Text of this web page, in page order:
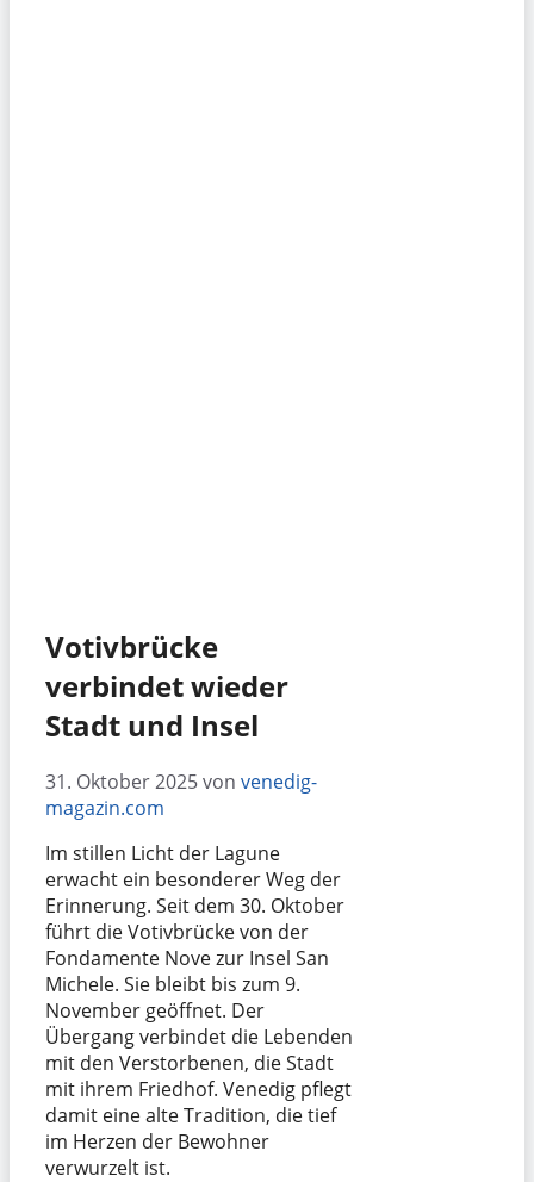
Votivbrücke
verbindet wieder
Stadt und Insel
31. Oktober 2025von venedig-
magazin.com
Im stillen Licht der Lagune
erwacht ein besonderer Weg der
Erinnerung. Seit dem 30. Oktober
führt die Votivbrücke von der
Fondamente Nove zur Insel San
Michele. Sie bleibt bis zum 9.
November geöffnet. Der
Übergang verbindet die Lebenden
mit den Verstorbenen, die Stadt
mit ihrem Friedhof. Venedig pflegt
damit eine alte Tradition, die tief
im Herzen der Bewohner
verwurzelt ist.